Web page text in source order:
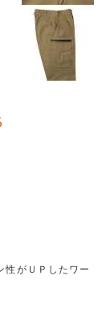
がＵＰしたワー